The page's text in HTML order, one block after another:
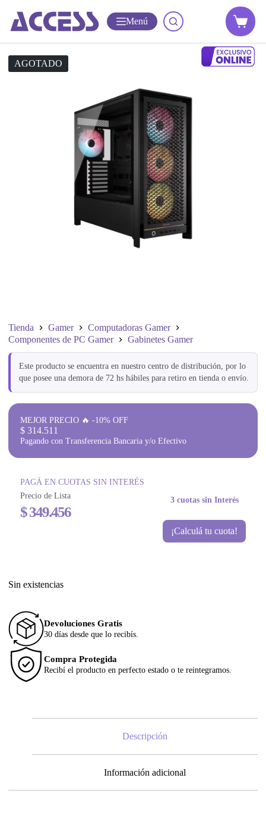
Menú
AGOTADO
Tienda Gamer
Computadoras Gamer
Componentes de PC Gamer
Gabinetes Gamer
Este producto se encuentra en nuestro centro de distribución, por lo
que posee una demora de 72 hs hábiles para retiro en tienda o envío.
MEJOR PRECIO 🔥 -10% OFF
$ 314.511
Pagando con Transferencia Bancaria y/o Efectivo
PAGÁ EN CUOTAS SIN INTERÉS
Precio de Lista
$349.456
3 cuotas sin Interés
¡Calculá tu cuota!
Sin existencias
Devoluciones Gratis
30 días desde que lo recibís.
Compra Protegida
Recibí el producto en perfecto estado o te reintegramos.
Descripción
Información adicional